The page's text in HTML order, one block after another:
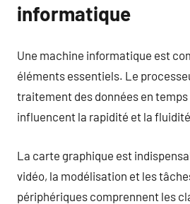
informatique
Une machine informatique est
éléments essentiels. Le
traitement des données en temps
influencent la rapidité et la
La carte graphique est
vidéo, la modélisation et les
périphériques comprennent les